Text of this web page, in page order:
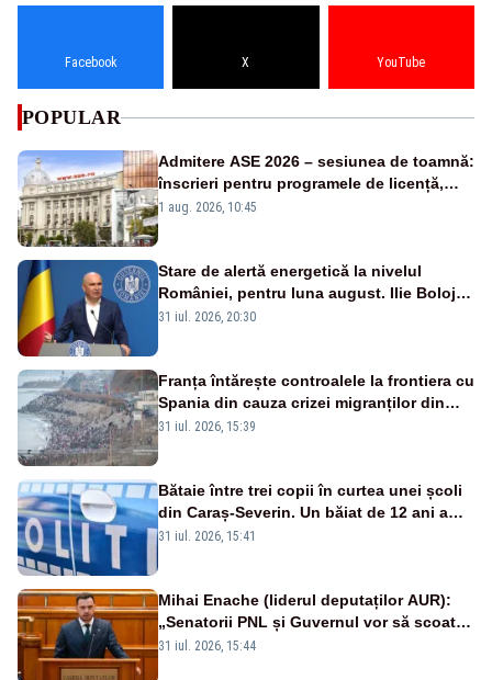
Facebook X YouTube
POPULAR
Admitere ASE 2026 – sesiunea de toamnă:
înscrieri pentru programele de licență,
masterat și doctorat
1 aug. 2026, 10:45
Stare de alertă energetică la nivelul
României, pentru luna august. Ilie Bolojan
a anunțat importuri și posibile restricții –
31 iul. 2026, 20:30
Franța întărește controalele la frontiera cu
Spania din cauza crizei migranților din
Ceuta
31 iul. 2026, 15:39
Bătaie între trei copii în curtea unei școli
din Caraș-Severin. Un băiat de 12 ani a
fost lovit cu pumnii și picioarele
31 iul. 2026, 15:41
Mihai Enache (liderul deputaților AUR):
„Senatorii PNL și Guvernul vor să scoată
la vânzare bunuri publice pentru a stinge
31 iul. 2026, 15:44